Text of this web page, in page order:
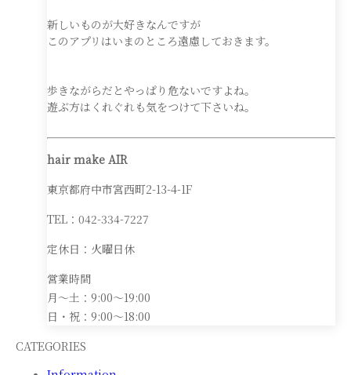
新しいものが大好きなんですが
このアプリはいまのところ遠慮しておきます。
歩きながらだとやっぱり危ないですよね。
遊ぶ方はくれぐれも気をつけて下さいね。
hair make AIR
東京都府中市宮西町2-13-4-1F
TEL：042-334-7227
定休日：火曜日休
営業時間
月～土：9:00～19:00
日・祝：9:00～18:00
CATEGORIES